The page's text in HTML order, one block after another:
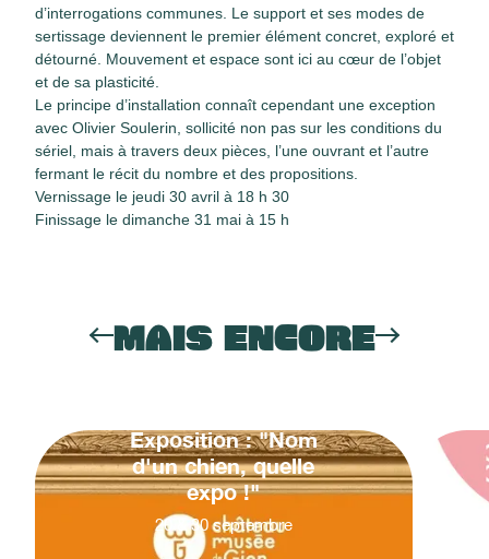
d’interrogations communes. Le support et ses modes de
sertissage deviennent le premier élément concret, exploré et
détourné. Mouvement et espace sont ici au cœur de l’objet
et de sa plasticité.
Le principe d’installation connaît cependant une exception
avec Olivier Soulerin, sollicité non pas sur les conditions du
sériel, mais à travers deux pièces, l’une ouvrant et l’autre
fermant le récit du nombre et des propositions.
Vernissage le jeudi 30 avril à 18 h 30
Finissage le dimanche 31 mai à 15 h
MAIS ENCORE
Exposition : "Nom
d'un chien, quelle
expo !"
20 30 septembre